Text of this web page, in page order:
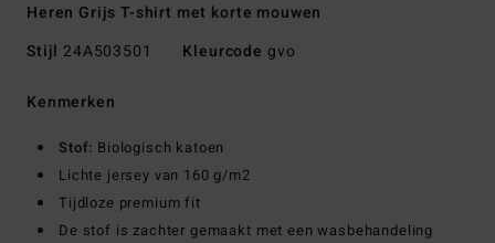
Heren Grijs T-shirt met korte mouwen
Stijl 24A503501 Kleurcode gvo
Kenmerken
Stof: Biologisch katoen
Lichte jersey van 160 g/m2
Tijdloze premium fit
De stof is zachter gemaakt met een wasbehandeling